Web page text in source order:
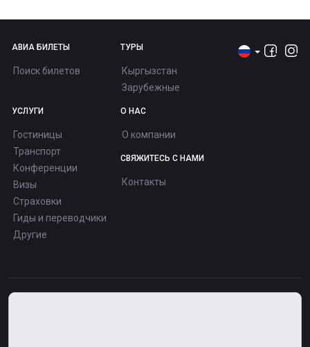
АВИА БИЛЕТЫ
Поиск билетов
ТУРЫ
Кыргызстан
Зарубежные
УСЛУГИ
Гостиницы
Транспорт
Конференции
Визы
Страховки
Гиды и переводчики
Другие
О НАС
О компании
СВЯЖИТЕСЬ С НАМИ
Контакты